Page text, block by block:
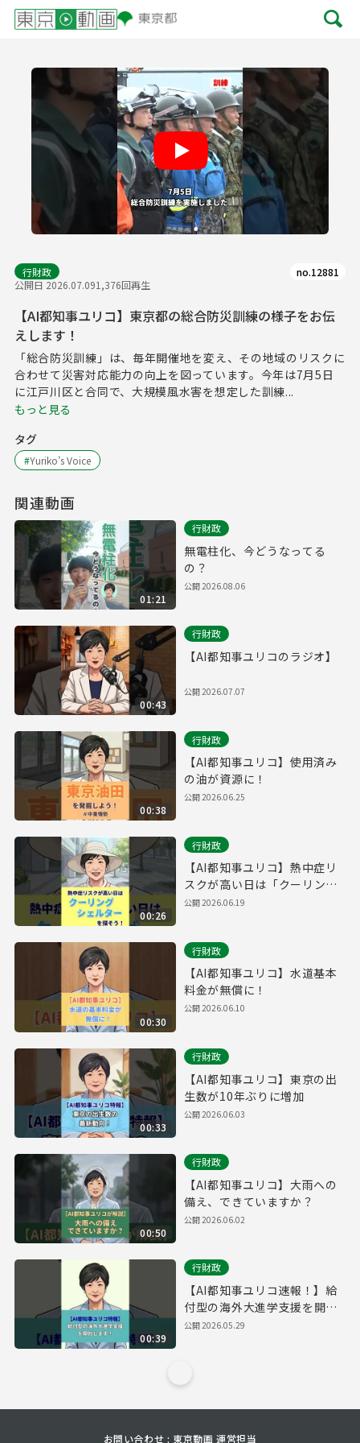
Play
行財政
公開日 2026.07.091,376回再生
no.12881
【AI都知事ユリコ】東京都の総合防災訓練の様子をお伝
えします！
「総合防災訓練」は、毎年開催地を変え、その地域のリスクに
合わせて災害対応能力の向上を図っています。今年は7月5日
に江戸川区と合同で、大規模風水害を想定した訓練...
もっと見る
タグ
#Yuriko’s Voice
関連動画
01:21
行財政
無電柱化、今どうなってる
の？
公開2026.08.06
00:43
行財政
【AI都知事ユリコのラジオ】
公開2026.07.07
00:38
行財政
【AI都知事ユリコ】使用済み
の油が資源に！
公開2026.06.25
00:26
行財政
【AI都知事ユリコ】熱中症リ
スクが高い日は「クーリング
シェルター」を探そう！
公開2026.06.19
00:30
行財政
【AI都知事ユリコ】水道基本
料金が無償に！
公開2026.06.10
00:33
行財政
【AI都知事ユリコ】東京の出
生数が10年ぶりに増加
公開2026.06.03
00:50
行財政
【AI都知事ユリコ】大雨への
備え、できていますか？
公開2026.06.02
00:39
行財政
【AI都知事ユリコ速報！】給
付型の海外大進学支援を開始
します！
公開2026.05.29
お問い合わせ : 東京動画 運営担当